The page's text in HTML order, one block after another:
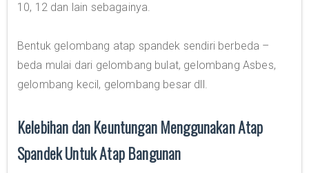
10, 12 dan lain sebagainya.
Bentuk gelombang atap spandek sendiri berbeda –
beda mulai dari gelombang bulat, gelombang Asbes,
gelombang kecil, gelombang besar dll.
Kelebihan dan Keuntungan Menggunakan Atap
Spandek Untuk Atap Bangunan